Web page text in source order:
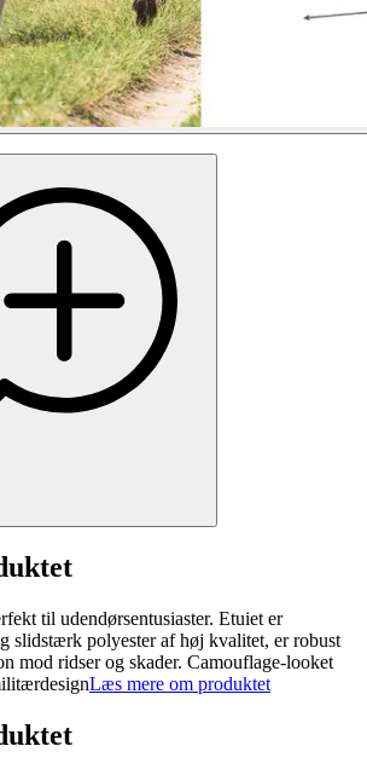
til udendørsentusiaster. Etuiet er
slidstærk polyester af høj kvalitet, er robust
mod ridser og skader. Camouflage-looket
Læs mere om produktet